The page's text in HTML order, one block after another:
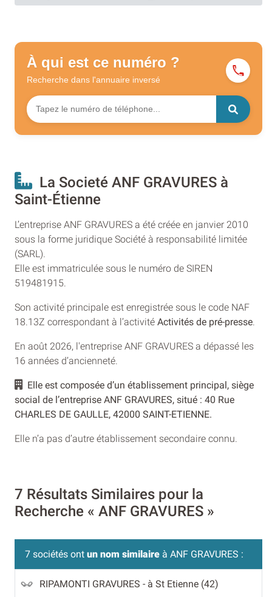
À qui est ce numéro ?
Recherche dans l'annuaire inversé
La Societé ANF GRAVURES à
Saint-Étienne
L’entreprise ANF GRAVURES a été créée en janvier 2010
sous la forme juridique Société à responsabilité limitée
(SARL).
Elle est immatriculée sous le numéro de SIREN
519481915.
Son activité principale est enregistrée sous le code NAF
18.13Z correspondant à l’activité Activités de pré-presse
En août 2026, l'entreprise ANF GRAVURES a dépassé les
16 années d’ancienneté.
Elle est composée d’un établissement principal, siège
social de l’entreprise ANF GRAVURES, situé : 40 Rue
CHARLES DE GAULLE, 42000 SAINT-ETIENNE.
Elle n’a pas d’autre établissement secondaire connu.
7 Résultats Similaires pour la
Recherche « ANF GRAVURES »
7 sociétés ont un nom similaire à ANF GRAVURES :
RIPAMONTI GRAVURES - à St Etienne (42)